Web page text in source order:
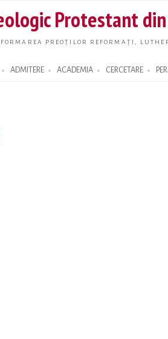
main
Protestant
FORMAREA PREOȚILOR REFORMAȚI,
ADMITERE ACADEMIA CERCETARE